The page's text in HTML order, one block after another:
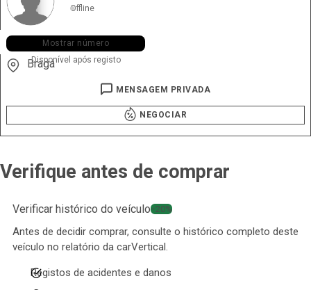
Offline
+351 928 ••• •60
Mostrar número
Disponível após registo
Braga
MENSAGEM PRIVADA
NEGOCIAR
Verifique antes de comprar
Verificar histórico do veículo−20%
Antes de decidir comprar, consulte o histórico completo deste
veículo no relatório da carVertical.
Registos de acidentes e danos